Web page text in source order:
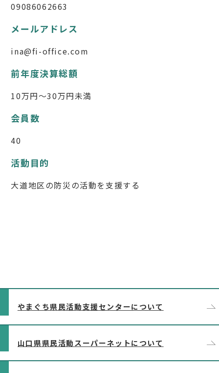
やまぐち県民活動支援センターについて
山口県県民活動スーパーネットについて